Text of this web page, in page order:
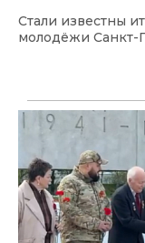
Стали известны
молодёжи Санкт-